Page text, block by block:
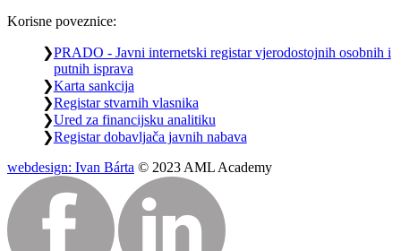
Korisne poveznice:
PRADO - Javni internetski registar vjerodostojnih osobnih i
putnih isprava
Karta sankcija
Registar stvarnih vlasnika
Ured za financijsku analitiku
Registar dobavljača javnih nabava
webdesign: Ivan Bárta © 2023 AML Academy